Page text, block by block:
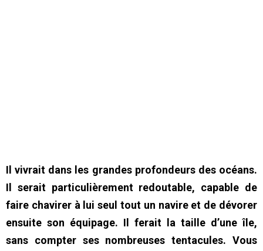
Il vivrait dans les grandes profondeurs des océans.
Il serait particulièrement redoutable, capable de
faire chavirer à lui seul tout un navire et de dévorer
ensuite son équipage. Il ferait la taille d’une île,
sans compter ses nombreuses tentacules. Vous